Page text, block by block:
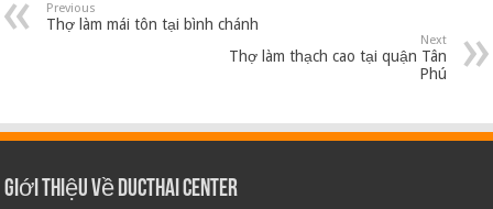
Previous
Thợ làm mái tôn tại bình chánh
Next
Thợ làm thạch cao tại quận Tân
Phú
Giới thiệu về Ducthai Center